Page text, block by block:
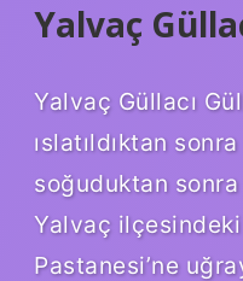
Yalvaç
Yalvaç Güllacı
ıslatıldıktan
soğuduktan
Yalvaç
Pastanesi’ne